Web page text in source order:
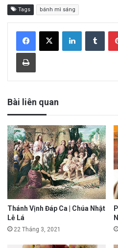
Tags bánh mì sáng
Bài liên quan
Thánh Vịnh Đáp Ca | Chúa Nhật
Lễ Lá
22 Tháng 3, 2021